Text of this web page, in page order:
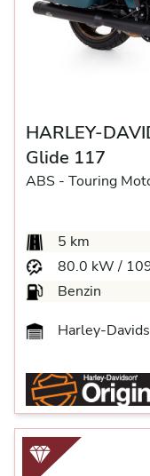
HARLEY-
Glide 117
ABS - Touring
5 km
80.0 kW /
Benzin
Harley-